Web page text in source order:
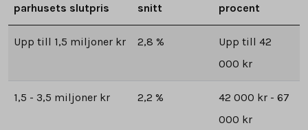
parhusets slutpris
snitt
procent
Upp till 1,5 miljoner kr 2,8 %
Upp till 42
000 kr
1,5 - 3,5 miljoner kr 2,2 %
42 000 kr - 67
000 kr